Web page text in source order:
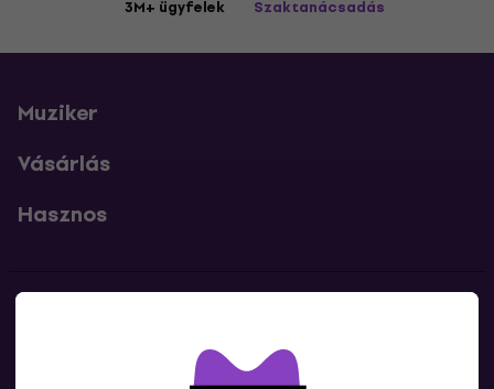
3M+ ügyfelek Szaktanácsadás
Muziker
Vásárlás
Hasznos
Lépj kapcsolatba velünk